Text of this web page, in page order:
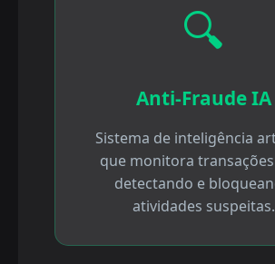
🔍
Anti-Fraude IA
Sistema de inteligência
que monitora
detectando e
atividades suspeitas.